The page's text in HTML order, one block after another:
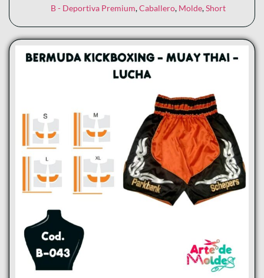
B - Deportiva Premium, Caballero, Molde, Short